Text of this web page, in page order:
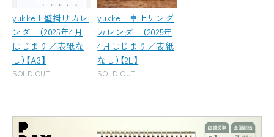
yukke | 壁掛けカレ
ンダー（2025年4月
はじまり／表紙な
し）【A3】
SOLD OUT
yukke | 卓上リング
カレンダー（2025年
4月はじまり／表紙
なし）【2L】
SOLD OUT